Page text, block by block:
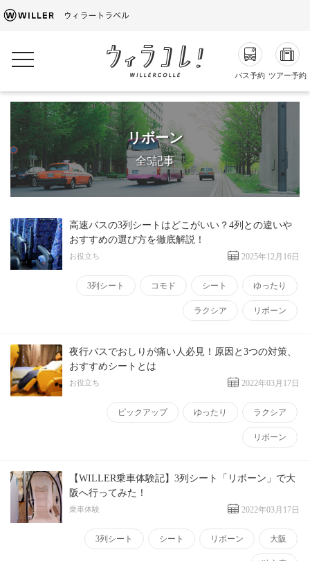
バス予約 ツアー予約
toggle navigation
リボーン
全5記事
高速バスの3列シートはどこがいい？4列との違いや
おすすめの選び方を徹底解説！
お役立ち 2025年12月16日
3列シート コモド シート ゆったり
ラクシア リボーン
夜行バスでおしりが痛い人必見！原因と3つの対策、
おすすめシートとは
お役立ち 2022年03月17日
ピックアップ ゆったり ラクシア
リボーン
【WILLER乗車体験記】3列シート「リボーン」で大
阪へ行ってみた！
乗車体験 2022年03月17日
3列シート シート リボーン 大阪